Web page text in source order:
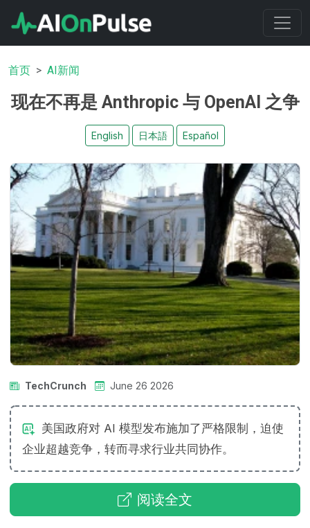
首页 AI新闻
现在不再是 Anthropic 与 OpenAI 之争
English 日本語 Español
TechCrunch June 26 2026
美国政府对 AI 模型发布施加了严格限制，迫使
企业超越竞争，转而寻求行业共同协作。
阅读全文